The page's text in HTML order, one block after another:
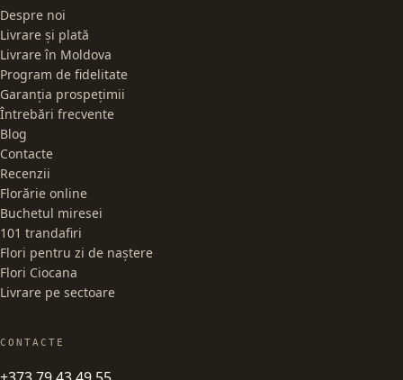
Despre noi
Livrare și plată
Livrare în Moldova
Program de fidelitate
Garanția prospețimii
Întrebări frecvente
Blog
Contacte
Recenzii
Florărie online
Buchetul miresei
101 trandafiri
Flori pentru zi de naștere
Flori Ciocana
Livrare pe sectoare
CONTACTE